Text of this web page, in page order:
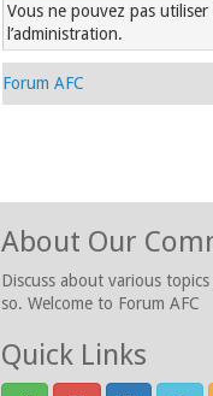
Vous ne pouvez pas
l’administration.
Forum AFC
About Our
Discuss about various
so. Welcome to Forum AFC
Quick Links